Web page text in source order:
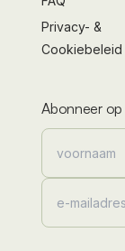
Privacy- &
Cookiebeleid
Abonneer